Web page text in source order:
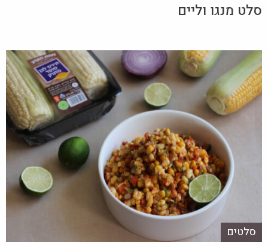
סלט מנגו וליים
סלטים